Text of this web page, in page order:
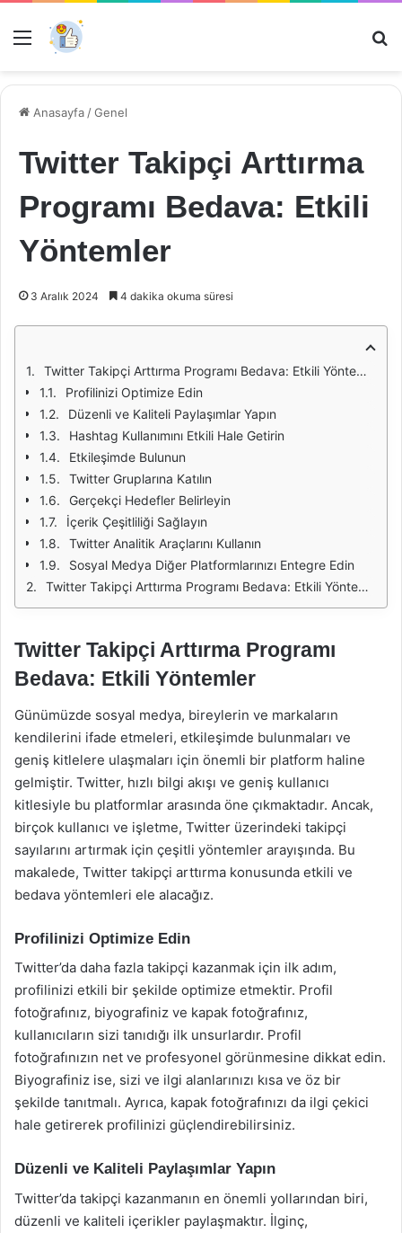
Menü
Anasayfa /Genel
Twitter Takipçi Arttırma
Programı Bedava: Etkili
Yöntemler
3 Aralık 2024 4 dakika okuma süresi
Twitter Takipçi Arttırma Programı Bedava: Etkili Yöntemler
Profilinizi Optimize Edin
Düzenli ve Kaliteli Paylaşımlar Yapın
Hashtag Kullanımını Etkili Hale Getirin
Etkileşimde Bulunun
Twitter Gruplarına Katılın
Gerçekçi Hedefler Belirleyin
İçerik Çeşitliliği Sağlayın
Twitter Analitik Araçlarını Kullanın
Sosyal Medya Diğer Platformlarınızı Entegre Edin
Twitter Takipçi Arttırma Programı Bedava: Etkili Yöntemler
Twitter Takipçi Arttırma Programı
Bedava: Etkili Yöntemler
Günümüzde sosyal medya, bireylerin ve markaların
kendilerini ifade etmeleri, etkileşimde bulunmaları ve
geniş kitlelere ulaşmaları için önemli bir platform haline
gelmiştir. Twitter, hızlı bilgi akışı ve geniş kullanıcı
kitlesiyle bu platformlar arasında öne çıkmaktadır. Ancak,
birçok kullanıcı ve işletme, Twitter üzerindeki takipçi
sayılarını artırmak için çeşitli yöntemler arayışında. Bu
makalede, Twitter takipçi arttırma konusunda etkili ve
bedava yöntemleri ele alacağız.
Profilinizi Optimize Edin
Twitter’da daha fazla takipçi kazanmak için ilk adım,
profilinizi etkili bir şekilde optimize etmektir. Profil
fotoğrafınız, biyografiniz ve kapak fotoğrafınız,
kullanıcıların sizi tanıdığı ilk unsurlardır. Profil
fotoğrafınızın net ve profesyonel görünmesine dikkat edin.
Biyografiniz ise, sizi ve ilgi alanlarınızı kısa ve öz bir
şekilde tanıtmalı. Ayrıca, kapak fotoğrafınızı da ilgi çekici
hale getirerek profilinizi güçlendirebilirsiniz.
Düzenli ve Kaliteli Paylaşımlar Yapın
Twitter’da takipçi kazanmanın en önemli yollarından biri,
düzenli ve kaliteli içerikler paylaşmaktır. İlginç,